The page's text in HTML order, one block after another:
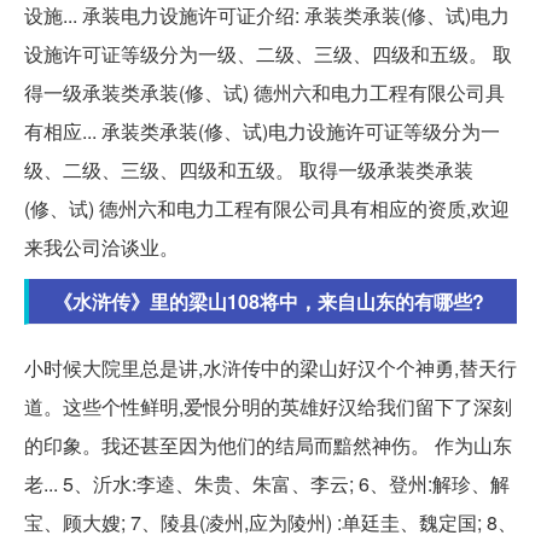
设施... 承装电力设施许可证介绍: 承装类承装(修、试)电力
设施许可证等级分为一级、二级、三级、四级和五级。 取
得一级承装类承装(修、试) 德州六和电力工程有限公司具
有相应... 承装类承装(修、试)电力设施许可证等级分为一
级、二级、三级、四级和五级。 取得一级承装类承装
(修、试) 德州六和电力工程有限公司具有相应的资质,欢迎
来我公司洽谈业。
《水浒传》里的梁山108将中，来自山东的有哪些?
小时候大院里总是讲,水浒传中的梁山好汉个个神勇,替天行
道。这些个性鲜明,爱恨分明的英雄好汉给我们留下了深刻
的印象。我还甚至因为他们的结局而黯然神伤。 作为山东
老... 5、沂水:李逵、朱贵、朱富、李云; 6、登州:解珍、解
宝、顾大嫂; 7、陵县(凌州,应为陵州) :单廷圭、魏定国; 8、